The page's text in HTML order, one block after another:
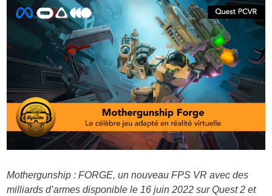
Mothergunship : FORGE, un nouveau FPS VR avec des
milliards d’armes disponible le 16 juin 2022 sur Quest 2 et